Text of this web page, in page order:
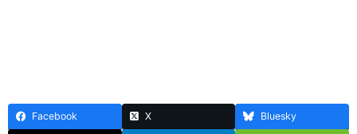
Facebook X Bluesky